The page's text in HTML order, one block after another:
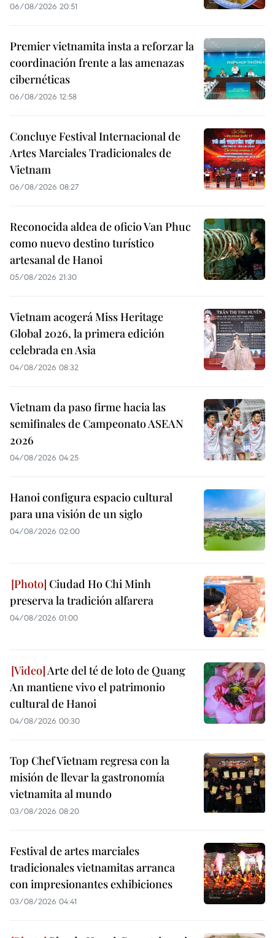
06/08/2026 20:51
Premier vietnamita insta a reforzar la
coordinación frente a las amenazas
cibernéticas
06/08/2026 12:58
Concluye Festival Internacional de
Artes Marciales Tradicionales de
Vietnam
06/08/2026 08:27
Reconocida aldea de oficio Van Phuc
como nuevo destino turístico
artesanal de Hanoi
05/08/2026 21:30
Vietnam acogerá Miss Heritage
Global 2026, la primera edición
celebrada en Asia
04/08/2026 08:32
Vietnam da paso firme hacia las
semifinales de Campeonato ASEAN
2026
04/08/2026 04:25
Hanoi configura espacio cultural
para una visión de un siglo
04/08/2026 02:00
Ciudad Ho Chi Minh
preserva la tradición alfarera
04/08/2026 01:00
Arte del té de loto de Quang
An mantiene vivo el patrimonio
cultural de Hanoi
04/08/2026 00:30
Top Chef Vietnam regresa con la
misión de llevar la gastronomía
vietnamita al mundo
03/08/2026 08:20
Festival de artes marciales
tradicionales vietnamitas arranca
con impresionantes exhibiciones
03/08/2026 04:41